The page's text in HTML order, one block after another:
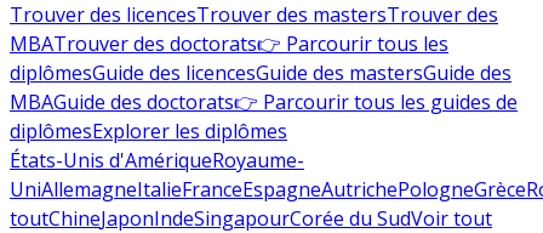
Trouver des licencesTrouver des mastersTrouver des
MBATrouver des doctorats👉 Parcourir tous les
diplômesGuide des licencesGuide des mastersGuide des
MBAGuide des doctorats👉 Parcourir tous les guides de
diplômesExplorer les diplômes
États-Unis d'AmériqueRoyaume-
UniAllemagneItalieFranceEspagneAutrichePologneGrèce
toutChineJaponIndeSingapourCorée du SudVoir tout